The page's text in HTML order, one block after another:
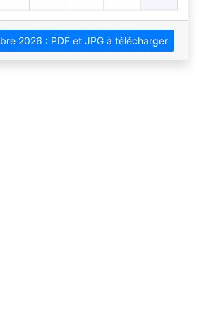
2026 : PDF et JPG à télécharger